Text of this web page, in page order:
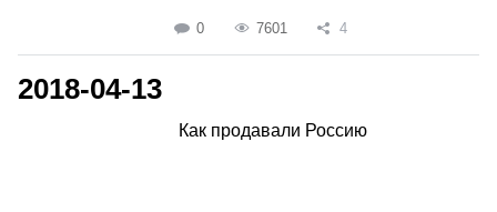
0 7601 4
2018-04-13
Как продавали Россию